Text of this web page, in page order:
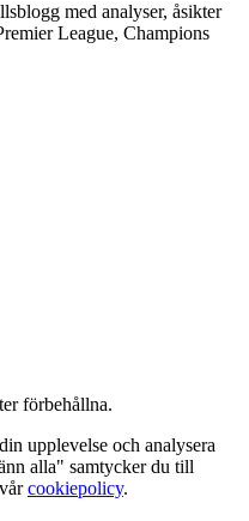
med analyser, åsikter
League, Champions
förbehållna.
upplevelse och analysera
alla" samtycker du till
cookiepolicy.